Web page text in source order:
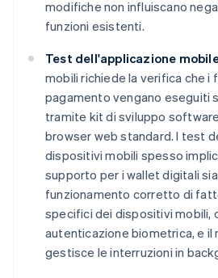
modifiche non influiscano
funzioni esistenti.
Test dell'applicazione
mobili richiede la verifica che i
pagamento vengano eseguiti
tramite kit di sviluppo
browser web standard. I test
dispositivi mobili spesso
supporto per i wallet digitali
funzionamento corretto di
specifici dei dispositivi mobili,
autenticazione biometrica, e il
gestisce le interruzioni in